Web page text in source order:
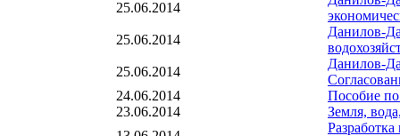
25.06.2014
25.06.2014
Данилов-
25.06.2014
Данилов-
24.06.2014
Пособие
23.06.2014
Земля,